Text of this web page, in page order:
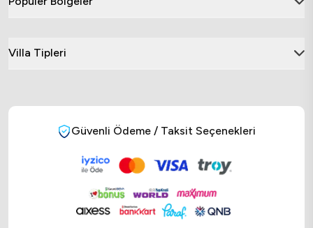
Villa Tipleri
Güvenli Ödeme / Taksit Seçenekleri